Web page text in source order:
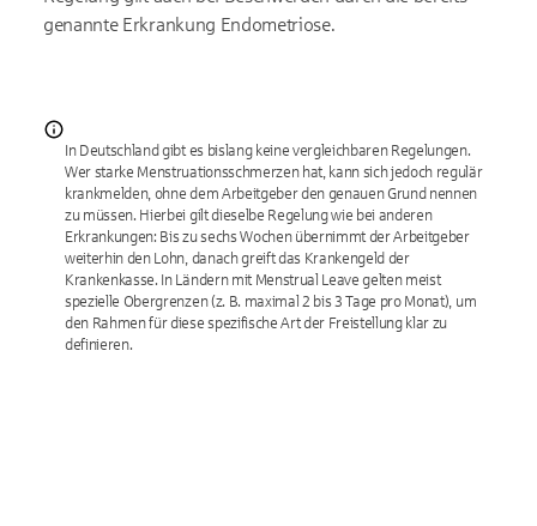
genannte Erkrankung Endometriose.
In Deutschland gibt es bislang keine vergleichbaren Regelungen.
Wer starke Menstruationsschmerzen hat, kann sich jedoch regulär
krankmelden, ohne dem Arbeitgeber den genauen Grund nennen
zu müssen. Hierbei gilt dieselbe Regelung wie bei anderen
Erkrankungen: Bis zu sechs Wochen übernimmt der Arbeitgeber
weiterhin den Lohn, danach greift das Krankengeld der
Krankenkasse. In Ländern mit Menstrual Leave gelten meist
spezielle Obergrenzen (z. B. maximal 2 bis 3 Tage pro Monat), um
den Rahmen für diese spezifische Art der Freistellung klar zu
definieren.